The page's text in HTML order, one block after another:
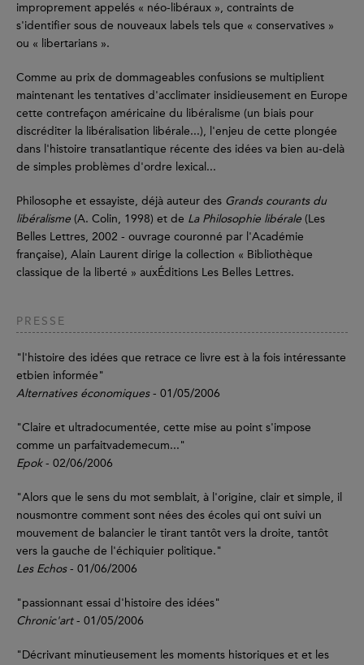
improprement appelés « néo-libéraux », contraints de
s'identifier sous de nouveaux labels tels que « conservatives »
ou « libertarians ».
Comme au prix de dommageables confusions se multiplient
maintenant les tentatives d'acclimater insidieusement en Europe
cette contrefaçon américaine du libéralisme (un biais pour
discréditer la libéralisation libérale...), l'enjeu de cette plongée
dans l'histoire transatlantique récente des idées va bien au-delà
de simples problèmes d'ordre lexical...
Philosophe et essayiste, déjà auteur des Grands courants du
libéralisme (A. Colin, 1998) et de La Philosophie libérale (Les
Belles Lettres, 2002 - ouvrage couronné par l'Académie
française), Alain Laurent dirige la collection « Bibliothèque
classique de la liberté » auxÉditions Les Belles Lettres.
PRESSE
"l'histoire des idées que retrace ce livre est à la fois intéressante
etbien informée"
Alternatives économiques- 01/05/2006
"Claire et ultradocumentée, cette mise au point s'impose
comme un parfaitvademecum..."
Epok- 02/06/2006
"Alors que le sens du mot semblait, à l'origine, clair et simple, il
nousmontre comment sont nées des écoles qui ont suivi un
mouvement de balancier le tirant tantôt vers la droite, tantôt
vers la gauche de l'échiquier politique."
Les Echos- 01/06/2006
"passionnant essai d'histoire des idées"
Chronic'art- 01/05/2006
"Décrivant minutieusement les moments historiques et et les